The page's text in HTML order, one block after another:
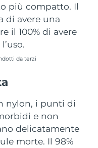
più compatto. Il
di avere una
il 100% di avere
da terzi
nylon, i punti di
e non
delicatamente
morte. Il 98%
stimata8/15/26